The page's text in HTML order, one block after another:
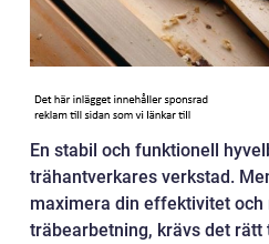
En stabil och funktionell
trähantverkares verkstad.
maximera din effektivitet och
träbearbetning, krävs det rätt